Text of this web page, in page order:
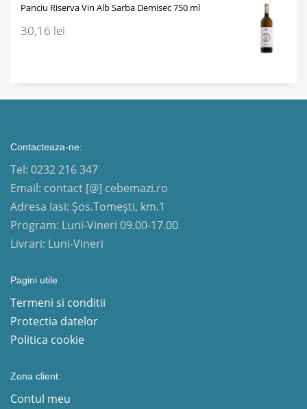
Panciu Riserva Vin Alb Sarba Demisec 750 ml
30,16 lei
Contacteaza-ne:
Tel: 0232 216 347
Email: contact [@] cebemazi.ro
Adresa Iasi: Șos.Tomești, km.1
Program: Luni-Vineri 09.00-17.00
Livrari: Luni-Vineri
Pagini utile
Termeni si conditii
Protectia datelor
Politica cookie
Zona client:
Contul meu